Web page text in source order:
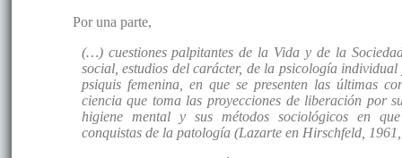
Por una parte,
(…) cuestiones palpitantes de la Vida y de la
social, estudios del carácter, de la psicología
psiquis femenina, en que se presenten las últimas
ciencia que toma las proyecciones de liberación por
higiene mental y sus métodos sociológicos en
conquistas de la patología (Lazarte en Hirschfeld,